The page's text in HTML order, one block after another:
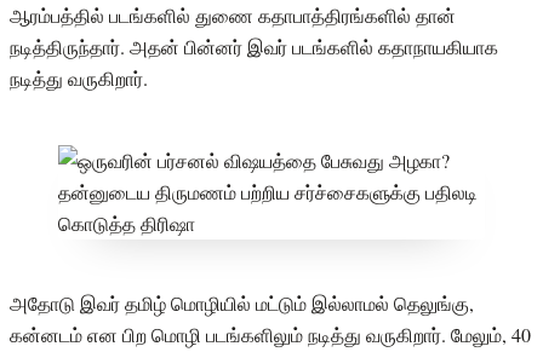
ஆரம்பத்தில் படங்களில் துணை கதாபாத்திரங்களில் தான்
நடித்திருந்தார். அதன் பின்னர் இவர் படங்களில் கதாநாயகியாக
நடித்து வருகிறார்.
அதோடு இவர் தமிழ் மொழியில் மட்டும் இல்லாமல் தெலுங்கு,
கன்னடம் என பிற மொழி படங்களிலும் நடித்து வருகிறார். மேலும், 40